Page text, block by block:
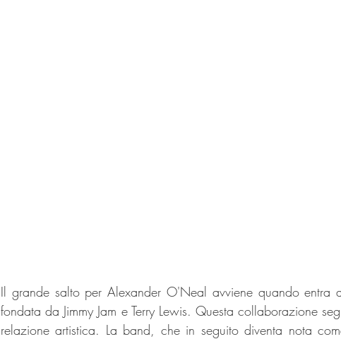
Il grande salto per Alexander O'Neal avviene quando entra
fondata da Jimmy Jam e Terry Lewis. Questa collaborazione
relazione artistica. La band, che in seguito diventa nota